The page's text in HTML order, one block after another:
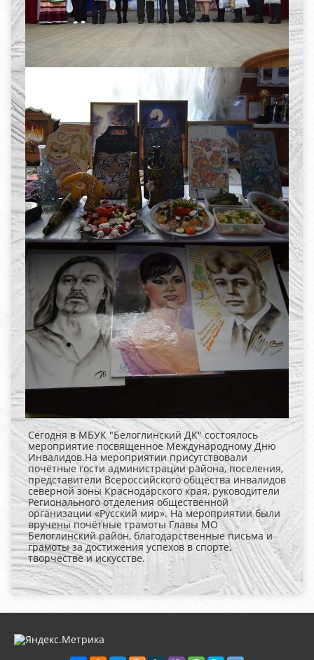
Сегодня в МБУК "Белоглинский ДК" состоялось
мероприятие посвященное Международному Дню
Инвалидов.На мероприятии присутствовали
почётные гости администрации района, поселения,
представители Всероссийского общества инвалидов
северной зоны Краснодарского края, руководители
Регионального отделения общественной
организации «Русский мир». На мероприятии были
вручены почётные грамоты Главы МО
Белоглинский район, благодарственные письма и
грамоты за достижения успехов в спорте,
творчестве и искусстве.